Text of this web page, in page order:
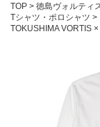
TOP 徳島ヴォルティ
Tシャツ・ポロシャツ
TOKUSHIMA VORTIS